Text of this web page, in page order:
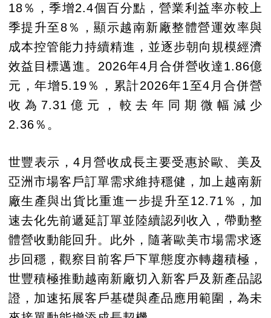
18％，季增2.4個百分點，營業利益率亦較上
季提升至8％，顯示越南新廠整體營運效率與
成本控管能力持續精進，並逐步朝向規模經濟
效益目標邁進。2026年4月合併營收達1.86億
元，年增5.19％，累計2026年1至4月合併營
收為7.31億元，較去年同期微幅減少
2.36％。
世豐表示，4月營收成長主要受惠於歐、美及
亞洲市場客戶訂單需求維持穩健，加上越南新
廠生產與出貨比重進一步提升至12.71％，加
速去化先前遞延訂單並陸續認列收入，帶動整
體營收動能回升。此外，隨著歐美市場需求逐
步回穩，觀察目前客戶下單態度亦轉趨積極，
世豐積極推動越南新廠切入新客戶及新產品認
證，加速拓展客戶基礎與產品應用範圍，為未